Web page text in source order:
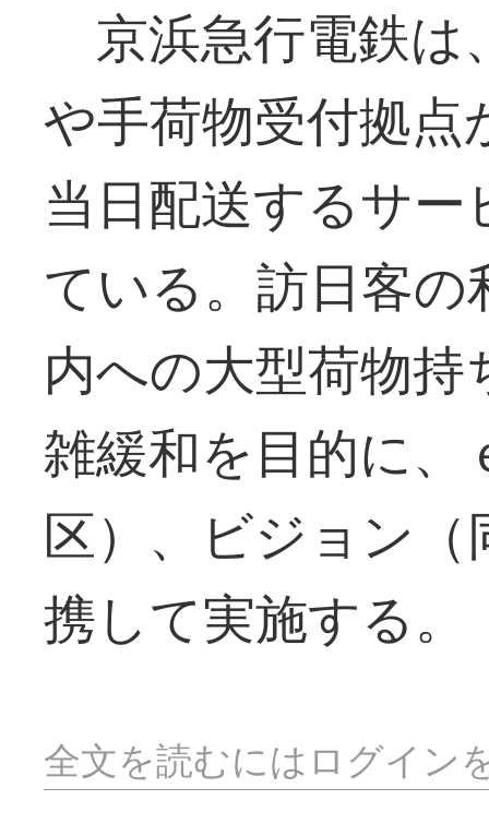
京浜急行電鉄は
や手荷物受付拠点
当日配送するサ
ている。訪日客
内への大型荷物
雑緩和を目的に、
区）、ビジョン
携して実施する。
全文を読むにはログイン